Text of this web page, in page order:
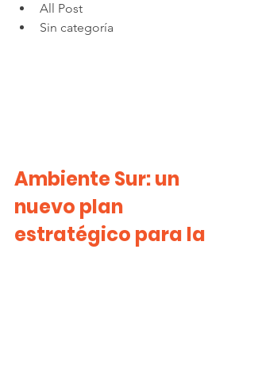
All Post
Sin categoría
Ambiente Sur: un
nuevo plan
estratégico para la